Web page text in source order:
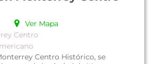
Ver Mapa
Centro
Centro Histórico, se